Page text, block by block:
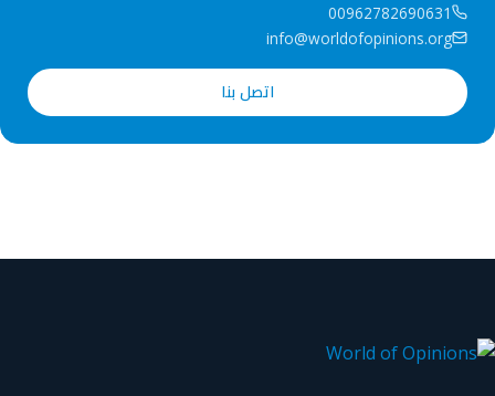
00962782690631
info@worldofopinions.org
اتصل بنا